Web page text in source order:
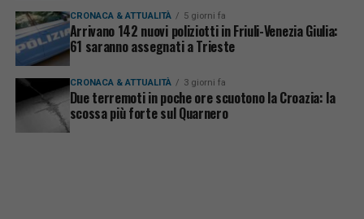
CRONACA & ATTUALITÀ 5 giorni fa
Arrivano 142 nuovi poliziotti in Friuli-Venezia Giulia:
61 saranno assegnati a Trieste
CRONACA & ATTUALITÀ 3 giorni fa
Due terremoti in poche ore scuotono la Croazia: la
scossa più forte sul Quarnero